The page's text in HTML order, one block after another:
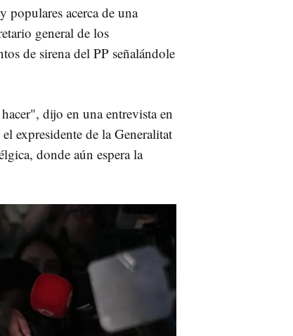
populares acerca de una
general de los
de sirena del PP señalándole
dijo en una entrevista en
expresidente de la Generalitat
donde aún espera la